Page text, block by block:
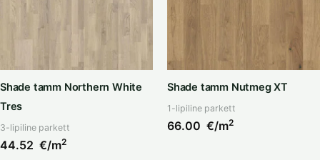
Shade tamm Northern White
Tres
3-lipiline parkett
44.52 €/m2
Shade tamm Nutmeg XT
1-lipiline parkett
66.00 €/m2